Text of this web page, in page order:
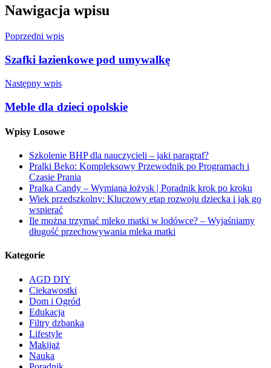
Nawigacja wpisu
Poprzedni wpis
Szafki łazienkowe pod umywalkę
Następny wpis
Meble dla dzieci opolskie
Wpisy Losowe
Szkolenie BHP dla nauczycieli – jaki paragraf?
Pralki Beko: Kompleksowy Przewodnik po Programach i
Czasie Prania
Pralka Candy – Wymiana łożysk | Poradnik krok po kroku
Wiek przedszkolny: Kluczowy etap rozwoju dziecka i jak go
wspierać
Ile można trzymać mleko matki w lodówce? – Wyjaśniamy
długość przechowywania mleka matki
Kategorie
AGD DIY
Ciekawostki
Dom i Ogród
Edukacja
Filtry dzbanka
Lifestyle
Makijaż
Nauka